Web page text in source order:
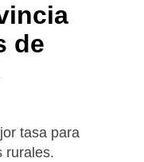
de
tasa para
rurales.